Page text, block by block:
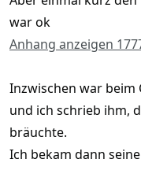
war ok
Anhang anzeigen
Inzwischen war beim
und ich schrieb ihm,
bräuchte.
Ich bekam dann